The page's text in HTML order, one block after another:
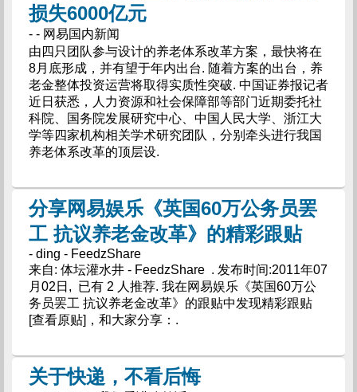
损失6000亿元
- - 网易国内新闻
由四只团队参与设计的养老体系改革方案，最快将在
8月底形成，并有望于年内出台. 随着方案的出台，养
老金整体投资运营将取得实质性突破. 中国证券报记者
近日获悉，人力资源和社会保障部等部门近期委托社
科院、国务院发展研究中心、中国人民大学、浙江大
学等四家机构相关学术研究团队，分别牵头进行我国
养老体系改革的顶层设.
分享网易娱乐《英国60万公务员罢
工 抗议养老金改革》的精彩跟贴
- ding - FeedzShare
来自: 体坛灌水井 - FeedzShare . 发布时间:2011年07
月02日, 已有 2 人推荐. 我在网易娱乐《英国60万公
务员罢工 抗议养老金改革》的跟贴中发现精彩跟贴
[查看原贴]，和大家分享：.
关于快递，不看后悔